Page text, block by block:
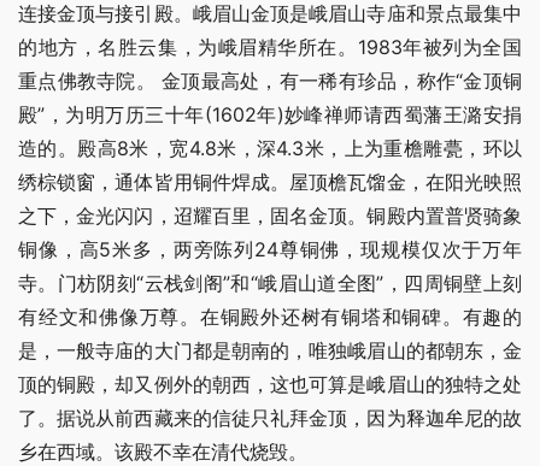
连接金顶与接引殿。峨眉山金顶是峨眉山寺庙和景点最集中
的地方，名胜云集，为峨眉精华所在。1983年被列为全国
重点佛教寺院。 金顶最高处，有一稀有珍品，称作“金顶铜
殿”，为明万历三十年(1602年)妙峰禅师请西蜀藩王潞安捐
造的。殿高8米，宽4.8米，深4.3米，上为重檐雕甍，环以
绣棕锁窗，通体皆用铜件焊成。屋顶檐瓦馏金，在阳光映照
之下，金光闪闪，迢耀百里，固名金顶。铜殿内置普贤骑象
铜像，高5米多，两旁陈列24尊铜佛，现规模仅次于万年
寺。门枋阴刻“云栈剑阁”和“峨眉山道全图”，四周铜壁上刻
有经文和佛像万尊。在铜殿外还树有铜塔和铜碑。有趣的
是，一般寺庙的大门都是朝南的，唯独峨眉山的都朝东，金
顶的铜殿，却又例外的朝西，这也可算是峨眉山的独特之处
了。据说从前西藏来的信徒只礼拜金顶，因为释迦牟尼的故
乡在西域。该殿不幸在清代烧毁。